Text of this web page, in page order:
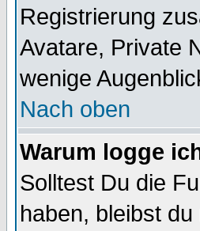
Registrierung
Avatare, Private
wenige
Nach oben
Warum logge
Solltest Du die
haben, bleibst